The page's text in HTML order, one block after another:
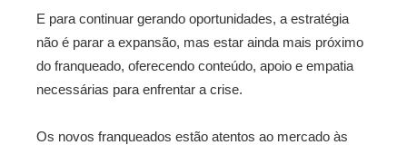
E para continuar gerando oportunidades, a estratégia
não é parar a expansão, mas estar ainda mais próximo
do franqueado, oferecendo conteúdo, apoio e empatia
necessárias para enfrentar a crise.
Os novos franqueados estão atentos ao mercado às